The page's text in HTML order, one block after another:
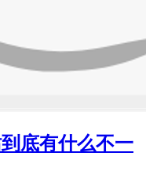
底有什么不一